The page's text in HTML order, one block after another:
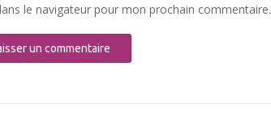
le navigateur pour mon prochain commentaire.